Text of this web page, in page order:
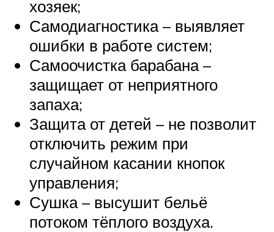
хозяек;
Самодиагностика – выявляет
ошибки в работе систем;
Самоочистка барабана –
защищает от неприятного
запаха;
Защита от детей – не позволит
отключить режим при
случайном касании кнопок
управления;
Сушка – высушит бельё
потоком тёплого воздуха.